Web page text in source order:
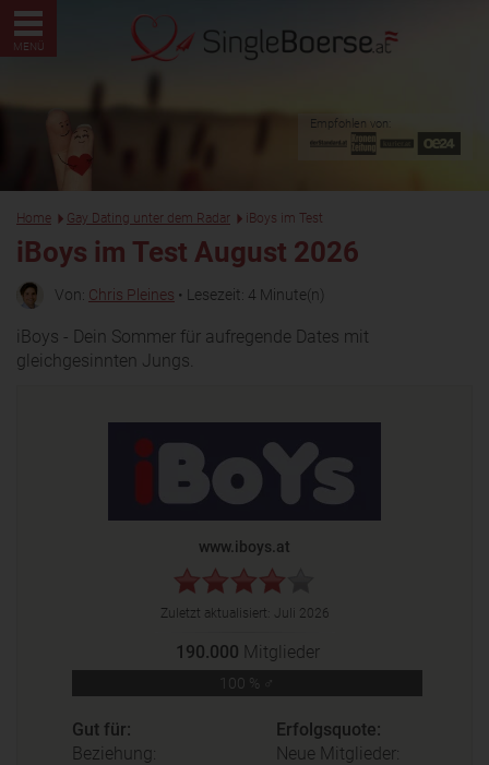
MENÜ
Empfohlen von:
Home Gay Dating unter dem Radar iBoys im Test
iBoys im Test August 2026
Von: Chris Pleines • Lesezeit: 4 Minute(n)
iBoys - Dein Sommer für aufregende Dates mit
gleichgesinnten Jungs.
www.iboys.at
Zuletzt aktualisiert: Juli 2026
190.000 Mitglieder
100 % ♂
Gut für:
Beziehung:
Erfolgsquote:
Neue Mitglieder: